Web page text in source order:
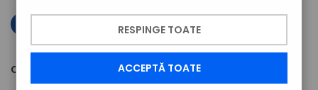
COMPANIA
RESPINGE TOATE
ACCEPTĂ TOATE